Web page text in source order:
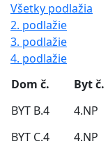
Všetky podlažia
2. podlažie
3. podlažie
4. podlažie
Dom č.
Byt č.
BYT B.4
4.NP
BYT C.4
4.NP